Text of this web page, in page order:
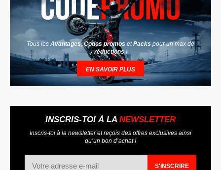
Tous les Avantages,Codes promos etPacks pour un max de
réductions !
EN SAVOIR PLUS
INSCRIS-TOI À LA NEWSLETTER
Inscris-toi à la newsletter et reçois des offres exclusives ainsi
qu’un bon d’achat !
S'INSCRIRE